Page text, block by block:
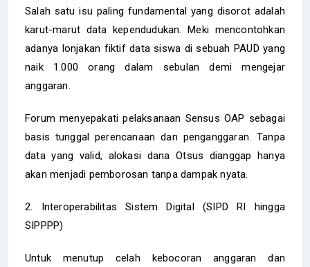
Salah satu isu paling fundamental yang disorot adalah
karut-marut data kependudukan. Meki mencontohkan
adanya lonjakan fiktif data siswa di sebuah PAUD yang
naik 1.000 orang dalam sebulan demi mengejar
anggaran.
Forum menyepakati pelaksanaan Sensus OAP sebagai
basis tunggal perencanaan dan penganggaran. Tanpa
data yang valid, alokasi dana Otsus dianggap hanya
akan menjadi pemborosan tanpa dampak nyata.
2. Interoperabilitas Sistem Digital (SIPD RI hingga
SIPPPP)
Untuk menutup celah kebocoran anggaran dan